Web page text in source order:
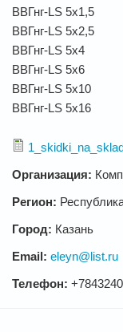
ВВГнг-LS 5х1,5
ВВГнг-LS 5х2,5
ВВГнг-LS 5х4
ВВГнг-LS 5х6
ВВГнг-LS 5х10
ВВГнг-LS 5х16
Организация:
Регион:
Город: Казань
Email: eleyn@list.ru
Телефон: